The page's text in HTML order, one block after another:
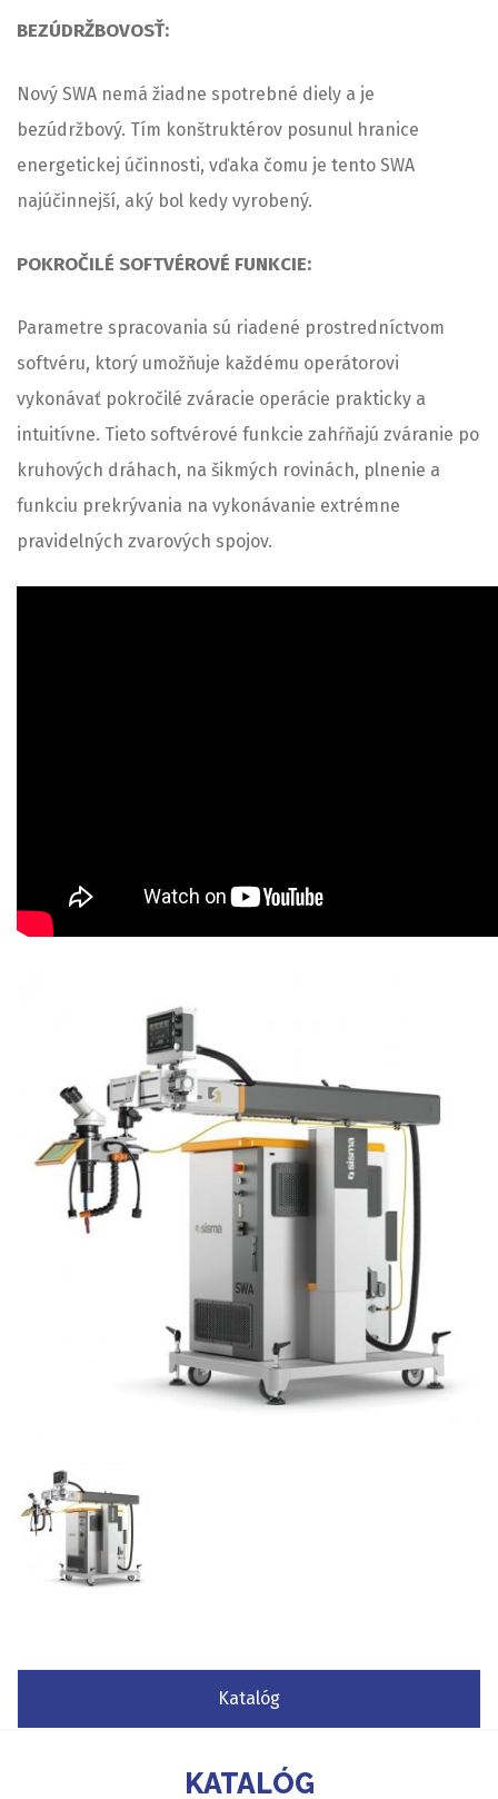
BEZÚDRŽBOVOSŤ:
Nový SWA nemá žiadne spotrebné diely a je
bezúdržbový. Tím konštruktérov posunul hranice
energetickej účinnosti, vďaka čomu je tento SWA
najúčinnejší, aký bol kedy vyrobený.
POKROČILÉ SOFTVÉROVÉ FUNKCIE:
Parametre spracovania sú riadené prostredníctvom
softvéru, ktorý umožňuje každému operátorovi
vykonávať pokročilé zváracie operácie prakticky a
intuitívne. Tieto softvérové funkcie zahŕňajú zváranie po
kruhových dráhach, na šikmých rovinách, plnenie a
funkciu prekrývania na vykonávanie extrémne
pravidelných zvarových spojov.
Katalóg
KATALÓG